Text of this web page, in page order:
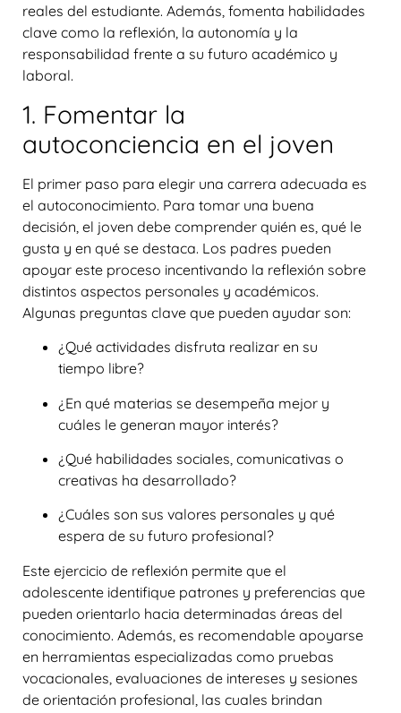
reales del estudiante. Además, fomenta habilidades
clave como la reflexión, la autonomía y la
responsabilidad frente a su futuro académico y
laboral.
1. Fomentar la
autoconciencia en el joven
El primer paso para elegir una carrera adecuada es
el autoconocimiento. Para tomar una buena
decisión, el joven debe comprender quién es, qué le
gusta y en qué se destaca. Los padres pueden
apoyar este proceso incentivando la reflexión sobre
distintos aspectos personales y académicos.
Algunas preguntas clave que pueden ayudar son:
¿Qué actividades disfruta realizar en su
tiempo libre?
¿En qué materias se desempeña mejor y
cuáles le generan mayor interés?
¿Qué habilidades sociales, comunicativas o
creativas ha desarrollado?
¿Cuáles son sus valores personales y qué
espera de su futuro profesional?
Este ejercicio de reflexión permite que el
adolescente identifique patrones y preferencias que
pueden orientarlo hacia determinadas áreas del
conocimiento. Además, es recomendable apoyarse
en herramientas especializadas como pruebas
vocacionales, evaluaciones de intereses y sesiones
de orientación profesional, las cuales brindan